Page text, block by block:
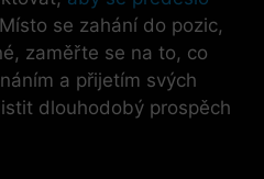
se zahání do pozic,
zaměřte se na to, co
a přijetím svých
dlouhodobý prospěch